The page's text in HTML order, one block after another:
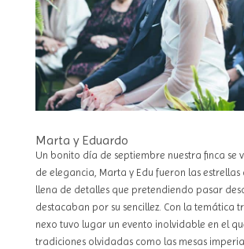
Marta y Eduardo
Un bonito día de septiembre nuestra finca se
de elegancia, Marta y Edu fueron las
llena de detalles que pretendiendo pasar
destacaban por su sencillez. Con la temática
nexo tuvo lugar un evento inolvidable en el
tradiciones olvidadas como las mesas